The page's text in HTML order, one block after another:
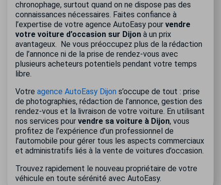
chronophage, surtout quand on ne dispose pas des
connaissances nécessaires. Faites confiance à
l’expertise de votre agence AutoEasy pour vendre
votre voiture d’occasion sur Dijon à un prix
avantageux. Ne vous préoccupez plus de la rédaction
de l’annonce ni de la prise de rendez-vous avec
plusieurs acheteurs potentiels pendant votre temps
libre.
Votre agence AutoEasy Dijon s’occupe de tout : prise
de photographies, rédaction de l’annonce, gestion des
rendez-vous et la livraison de votre voiture. En utilisant
nos services pour vendre sa voiture à Dijon, vous
profitez de l’expérience d’un professionnel de
l’automobile pour gérer tous les aspects commerciaux
et administratifs liés à la vente de voitures d’occasion.
Trouvez rapidement le nouveau propriétaire de votre
véhicule en toute sérénité avec AutoEasy.